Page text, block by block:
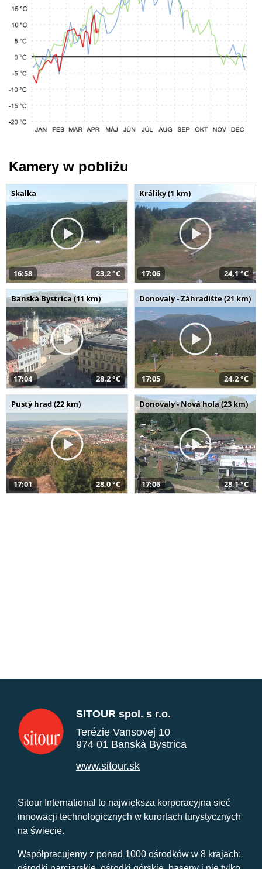
Kamery w pobliżu
Skalka
16:58 23,2 °C
Králiky (1 km)
17:06 24,1 °C
Banská Bystrica (11 km)
17:04 28,2 °C
Donovaly - Záhradište (21 km)
17:05 24,2 °C
Pustý hrad (22 km)
17:01 28,0 °C
Donovaly - Nová hoľa (23 km)
17:06 28,1 °C
SITOUR spol. s r.o.
Terézie Vansovej 10
974 01 Banská Bystrica
www.sitour.sk
Sitour International to największa korporacyjna sieć
innowacji technologicznych w kurortach turystycznych
na świecie.
Współpracujemy z ponad 1000 ośrodków w 8 krajach: